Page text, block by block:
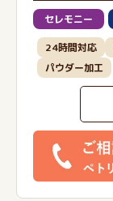
セレモニー
24時間対応
パウダー加工